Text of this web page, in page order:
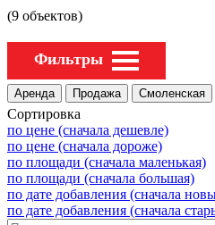
(9 объектов)
Фильтры
Сортировка
по цене (сначала дешевле)
по цене (сначала дороже)
по площади (сначала маленькая)
по площади (сначала большая)
по дате добавления (сначала
по дате добавления (сначала